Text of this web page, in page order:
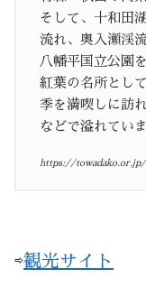
そして、十和田
流れ、奥入瀬渓
八幡平国立公園
紅葉の名所とし
季を満喫しに訪
などで溢れていま
https://
⇨観光サイト